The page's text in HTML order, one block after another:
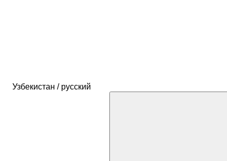
Узбекистан / русский